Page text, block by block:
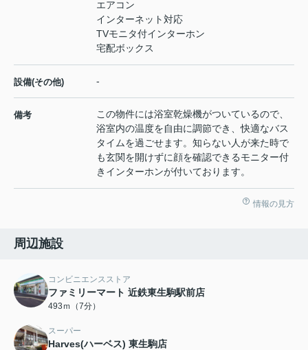
エアコン
インターネット対応
TVモニタ付インターホン
宅配ボックス
設備(その他) -
備考
この物件には浴室乾燥機がついているので、
浴室内の温度を自由に調節でき、快適なバス
タイムを過ごせます。知らない人が来た時で
も玄関を開けずに顔を確認できるモニター付
きインターホンが付いております。
情報の見方
周辺施設
コンビニエンスストア
ファミリーマート 近鉄東生駒駅前店
493ｍ（7分）
スーパー
Harves(ハーベス) 東生駒店